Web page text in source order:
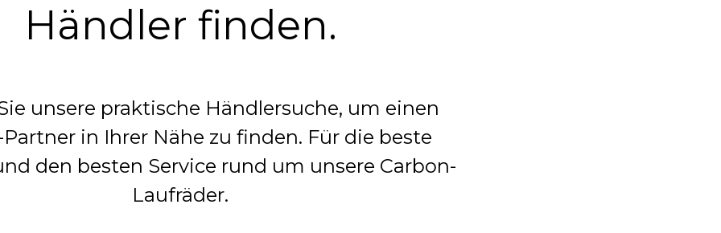
Händler finden.
unsere praktische Händlersuche, um einen
Partner in Ihrer Nähe zu finden. Für die beste
den besten Service rund um unsere Carbon-
Laufräder.